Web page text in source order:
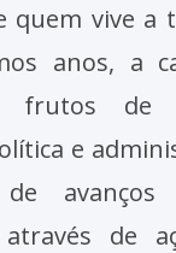
quem vive a
anos, a
frutos de
e
avanços
de